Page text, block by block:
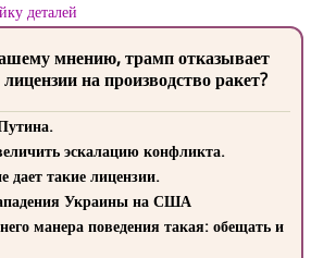
деталей
мнению, трамп отказывает
на производство ракет?
эскалацию конфликта.
дает такие лицензии.
Украины на США
манера поведения такая: обещать и